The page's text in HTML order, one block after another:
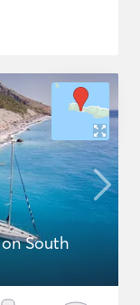
South